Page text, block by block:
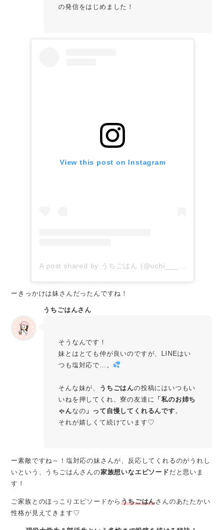
の発信をはじめました！
View this post on Instagram
ーきっかけは妹さんだったんですね！
うちごはんさん
そうなんです！
妹とはとても仲が良いのですが、LINEはい
つも塩対応で…。
そんな妹が、 うちごはんの投稿にはいつもい
いねを押してくれ、寮の友達に 「私のお姉ち
ゃんなの 」って自慢してくれるんです 。
それが嬉しくて続けています♡
ー素敵ですね～！塩対応の妹さんが、反応してくれるのがうれし
いという、うちごはんさんの家族想いなエピソード だと思いま
す！
ご家族とのほっこりエピソードからうちごはんさんのあたたかい
性格が見えてきます♡